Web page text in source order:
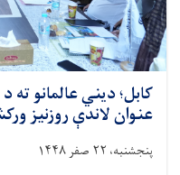
کابل؛ دیني عالمانو ته
عنوان لاندې روزنیز
پنجشنبه، ۲۲ صفر ۱۴۴۸